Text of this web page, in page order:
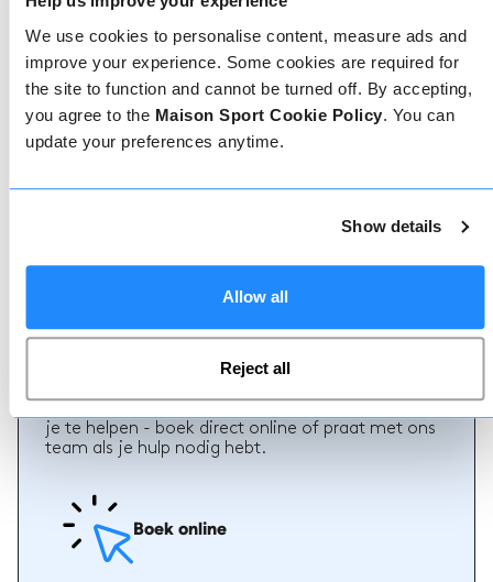
We use cookies to personalise content, measure ads and
improve your experience. Some cookies are required for
the site to function and cannot be turned off. By accepting,
you agree to the Maison Sport Cookie Policy. You can
update your preferences anytime.
Show details
Allow all
Reject all
Geverifieerde reviews
de geverifieerde reviews over onze leraren om de
onze leraren voor een 5-sterrenervaring.
Boeken
je te helpen - boek direct online of praat met ons
team als je hulp nodig hebt.
Boek online